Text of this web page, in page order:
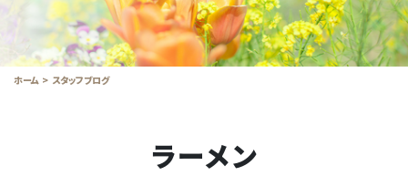
ホーム スタッフブログ
ラーメン